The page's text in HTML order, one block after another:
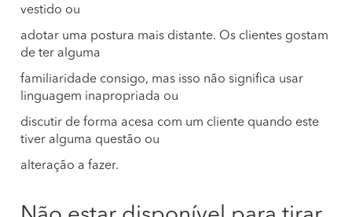
vestido ou
adotar uma postura mais distante. Os clientes gostam
de ter alguma
familiaridade consigo, mas isso não significa usar
linguagem inapropriada ou
discutir de forma acesa com um cliente quando este
tiver alguma questão ou
alteração a fazer.